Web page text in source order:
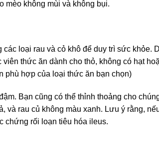
mèo không mùi và không bụi.
loại rau và cỏ khô để duy trì sức khỏe.
thức ăn dành cho thỏ, không có hạt
phù hợp của loại thức ăn bạn chọn)
Bạn cũng có thể thỉnh thoảng cho
và rau củ không màu xanh. Lưu ý rằng,
chứng rối loạn tiêu hóa ileus.